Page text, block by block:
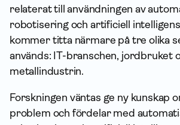
relaterat till användningen av
robotisering och artificiell
kommer titta närmare på tre olika
används: IT-branschen, jordbruket
metallindustrin.
Forskningen väntas ge ny kunskap
problem och fördelar med